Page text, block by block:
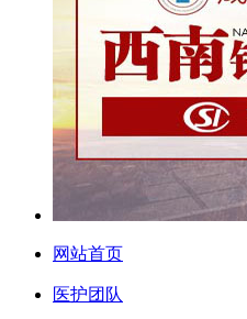
网站首页
医护团队